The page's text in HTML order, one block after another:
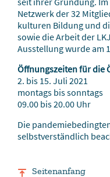
Netzwerk der 32
kulturen Bildung und
sowie die Arbeit der
Ausstellung wurde am
Öffnungszeiten für die
2. bis 15. Juli 2021
montags bis sonntags
09.00 bis 20.00 Uhr
Die
selbstverständlich
Seitenanfang